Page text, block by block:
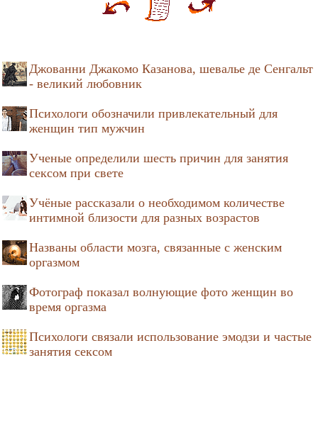
Джованни Джакомо Казанова, шевалье де Сенгальт
- великий любовник
Психологи обозначили привлекательный для
женщин тип мужчин
Ученые определили шесть причин для занятия
сексом при свете
Учёные рассказали о необходимом количестве
интимной близости для разных возрастов
Названы области мозга, связанные с женским
оргазмом
Фотограф показал волнующие фото женщин во
время оргазма
Психологи связали использование эмодзи и частые
занятия сексом